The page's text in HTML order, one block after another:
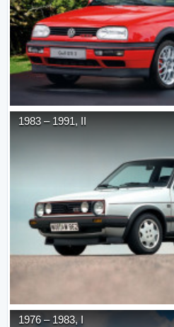
1983 – 1991, II
1976 – 1983, I